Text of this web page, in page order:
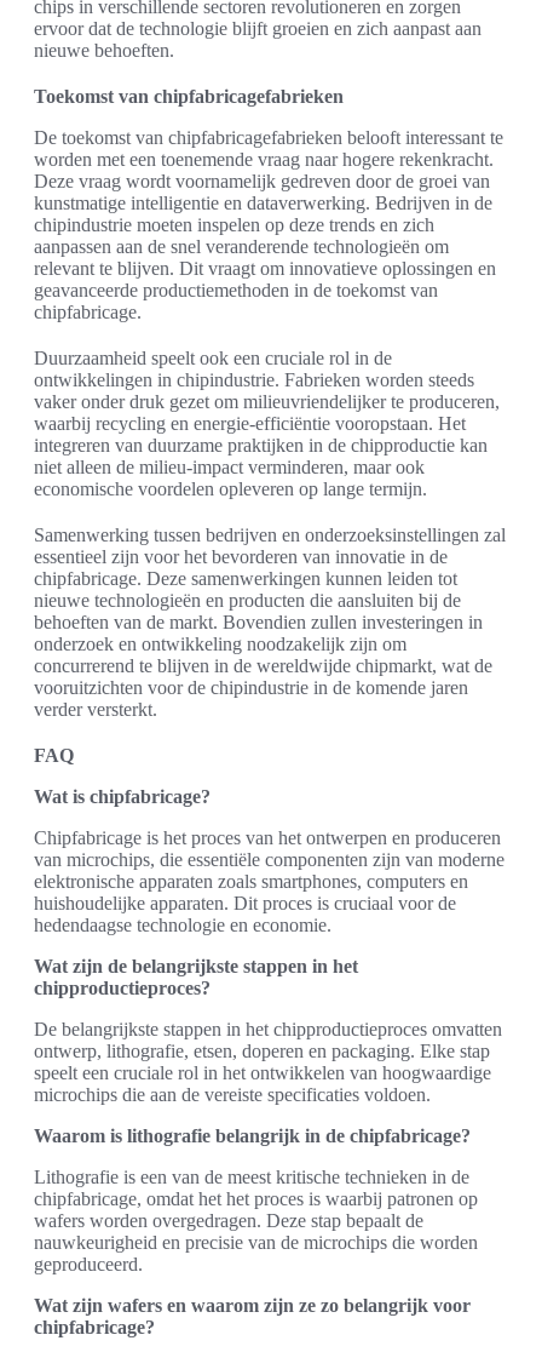
chips in verschillende sectoren revolutioneren en zorgen
ervoor dat de technologie blijft groeien en zich aanpast aan
nieuwe behoeften.
Toekomst van chipfabricagefabrieken
De toekomst van chipfabricagefabrieken belooft interessant te
worden met een toenemende vraag naar hogere rekenkracht.
Deze vraag wordt voornamelijk gedreven door de groei van
kunstmatige intelligentie en dataverwerking. Bedrijven in de
chipindustrie moeten inspelen op deze trends en zich
aanpassen aan de snel veranderende technologieën om
relevant te blijven. Dit vraagt om innovatieve oplossingen en
geavanceerde productiemethoden in de toekomst van
chipfabricage.
Duurzaamheid speelt ook een cruciale rol in de
ontwikkelingen in chipindustrie. Fabrieken worden steeds
vaker onder druk gezet om milieuvriendelijker te produceren,
waarbij recycling en energie-efficiëntie vooropstaan. Het
integreren van duurzame praktijken in de chipproductie kan
niet alleen de milieu-impact verminderen, maar ook
economische voordelen opleveren op lange termijn.
Samenwerking tussen bedrijven en onderzoeksinstellingen zal
essentieel zijn voor het bevorderen van innovatie in de
chipfabricage. Deze samenwerkingen kunnen leiden tot
nieuwe technologieën en producten die aansluiten bij de
behoeften van de markt. Bovendien zullen investeringen in
onderzoek en ontwikkeling noodzakelijk zijn om
concurrerend te blijven in de wereldwijde chipmarkt, wat de
vooruitzichten voor de chipindustrie in de komende jaren
verder versterkt.
FAQ
Wat is chipfabricage?
Chipfabricage is het proces van het ontwerpen en produceren
van microchips, die essentiële componenten zijn van moderne
elektronische apparaten zoals smartphones, computers en
huishoudelijke apparaten. Dit proces is cruciaal voor de
hedendaagse technologie en economie.
Wat zijn de belangrijkste stappen in het
chipproductieproces?
De belangrijkste stappen in het chipproductieproces omvatten
ontwerp, lithografie, etsen, doperen en packaging. Elke stap
speelt een cruciale rol in het ontwikkelen van hoogwaardige
microchips die aan de vereiste specificaties voldoen.
Waarom is lithografie belangrijk in de chipfabricage?
Lithografie is een van de meest kritische technieken in de
chipfabricage, omdat het het proces is waarbij patronen op
wafers worden overgedragen. Deze stap bepaalt de
nauwkeurigheid en precisie van de microchips die worden
geproduceerd.
Wat zijn wafers en waarom zijn ze zo belangrijk voor
chipfabricage?